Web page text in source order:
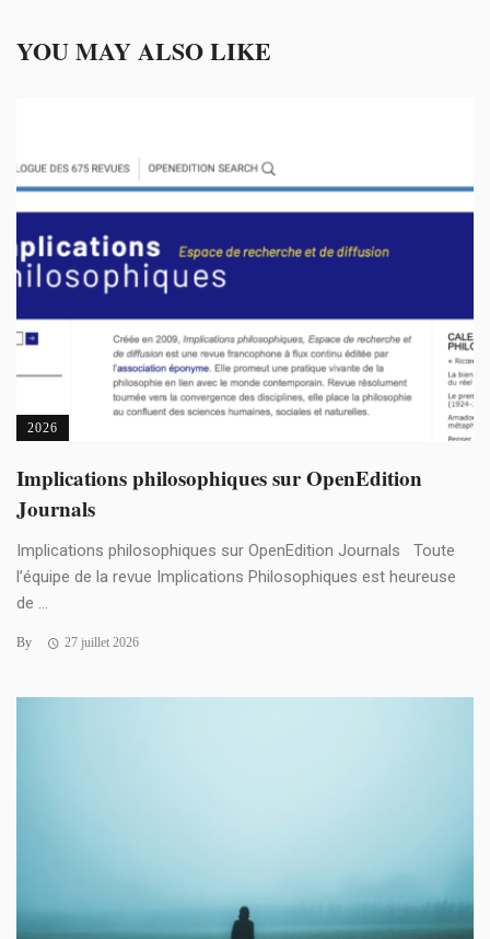
YOU MAY ALSO LIKE
2026
Implications philosophiques sur OpenEdition
Journals
Implications philosophiques sur OpenEdition Journals Toute
l’équipe de la revue Implications Philosophiques est heureuse
de ...
By 27 juillet 2026